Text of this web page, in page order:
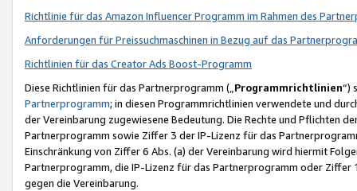
Richtlinie für das Amazon Influencer Programm im Rahmen des
Anforderungen für Preissuchmaschinen in Bezug auf das
Richtlinien für das Creator Ads Boost-Programm
Diese Richtlinien für das Partnerprogramm („Programmrichtlinien“)
Partnerprogramm; in diesen Programmrichtlinien verwendete und
der Vereinbarung zugewiesene Bedeutung. Die Rechte und Pflichten
Partnerprogramm sowie Ziffer 3 der IP-Lizenz für das
Einschränkung von Ziffer 6 Abs. (a) der Vereinbarung wird hiermit
Partnerprogramm, die IP-Lizenz für das Partnerprogramm oder
gegen die Vereinbarung.